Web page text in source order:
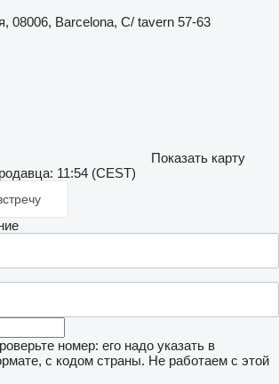
08006, Barcelona, C/ tavern 57-63
Показать карту
11:54 (CEST)
номер: его надо указать в
с кодом страны. Не работаем с этой